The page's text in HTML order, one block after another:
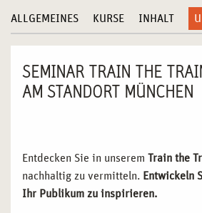
ALLGEMEINES KURSE INHALT
SEMINAR TRAIN THE
AM STANDORT MÜNCHEN
Entdecken Sie in unserem Train the
nachhaltig zu vermitteln. Entwickeln
Ihr Publikum zu inspirieren.